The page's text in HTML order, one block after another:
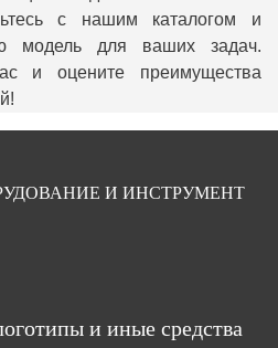
с нашим каталогом и
модель для ваших задач.
и оцените преимущества
И ИНСТРУМЕНТ
и иные средства